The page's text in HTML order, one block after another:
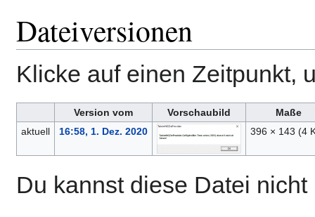
Dateiversionen
Klicke auf einen Zeitpunkt,
Version vom Vorschaubild
Maße
aktuell
16:58, 1. Dez. 2020 396 × 143 (4
Du kannst diese Datei